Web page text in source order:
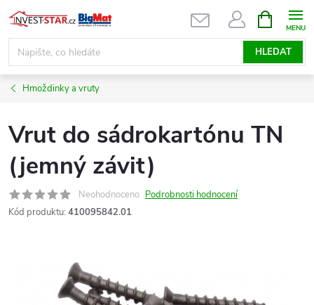
Přejít
na
obsah
HLEDAT
NÁKUPNÍ
KOŠÍK
Hmoždinky a vruty
Vrut do sádrokartónu TN
(jemný závit)
Neohodnoceno Podrobnosti hodnocení
Kód produktu: 410095842.01